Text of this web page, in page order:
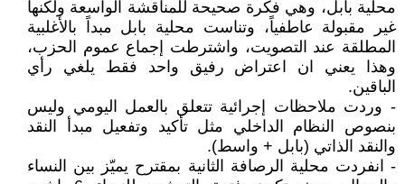
محلية بابل، وهي فكرة صحيحة للمناقشة الواسعة ولكنها
غير مقبولة عاطفياً، وتناست محلية بابل مبداً بالأغلبية
المطلقة عند التصويت، واشترطت إجماع عموم الحزب،
وهذا يعني ان اعتراض رفيق واحد فقط يلغي رأي
الباقين.
- وردت ملاحظات إجرائية تتعلق بالعمل اليومي وليس
بنصوص النظام الداخلي مثل تأكيد وتفعيل مبدأ النقد
والنقد الذاتي (بابل + واسط).
- انفردت محلية الرصافة الثانية بمقترح يميّز بين النساء